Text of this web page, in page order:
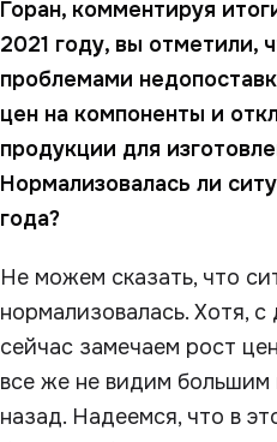
Горан, комментируя
2021 году, вы отметили,
проблемами
цен на компоненты и
продукции для
Нормализовалась ли
года?
Не можем сказать, что
нормализовалась. Хотя,
сейчас замечаем рост
все же не видим большим
назад. Надеемся, что в